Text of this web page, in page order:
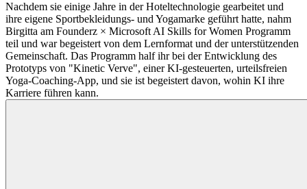
Nachdem sie einige Jahre in der Hoteltechnologie gearbeitet und
ihre eigene Sportbekleidungs- und Yogamarke geführt hatte, nahm
Birgitta am Founderz × Microsoft AI Skills for Women Programm
teil und war begeistert von dem Lernformat und der unterstützenden
Gemeinschaft. Das Programm half ihr bei der Entwicklung des
Prototyps von "Kinetic Verve", einer KI-gesteuerten, urteilsfreien
Yoga-Coaching-App, und sie ist begeistert davon, wohin KI ihre
Karriere führen kann.